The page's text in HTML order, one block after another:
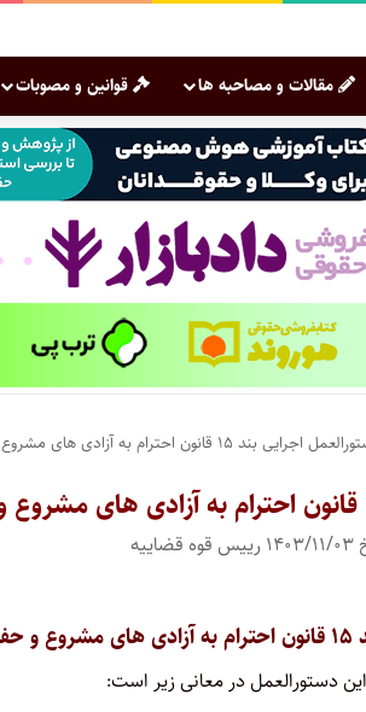
مقالات و مصاحبه ها قوانین و مصوبات
۱۵ قانون احترام به آزادی‌ های مشروع و حفظ حقوق شهروندی